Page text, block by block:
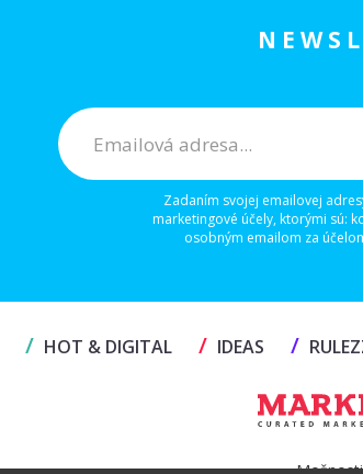
Zadaním svojej emailovej
marketingové účely, ktorými sú:
osobným emailom za
/ HOT & DIGITAL / IDEAS /